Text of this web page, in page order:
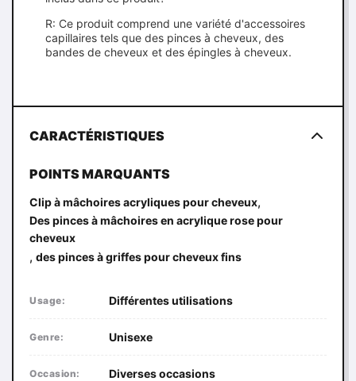
R: Ce produit comprend une variété d'accessoires
capillaires tels que des pinces à cheveux, des
bandes de cheveux et des épingles à cheveux.
CARACTÉRISTIQUES
POINTS MARQUANTS
Clip à mâchoires acryliques pour cheveux,
Des pinces à mâchoires en acrylique rose pour
cheveux
, des pinces à griffes pour cheveux fins
Usage: Différentes utilisations
Genre: Unisexe
Occasion: Diverses occasions